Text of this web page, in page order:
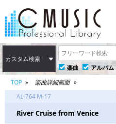
カスタム検索
楽曲
アルバム
TOP
楽曲詳細画面
AL-764 M-17
River Cruise from Venice